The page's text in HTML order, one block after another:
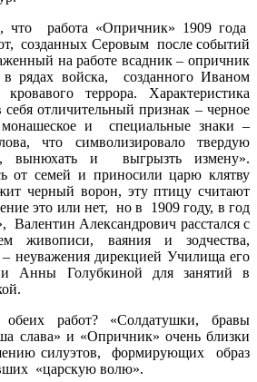
что работа «Опричник» 1909 года
созданных Серовым после событий
на работе всадник – опричник
рядах войска, созданного Иваном
террора. Характеристика
отличительный признак – черное
и специальные знаки –
что символизировало твердую
вынюхать и выгрызть измену».
от семей и приносили царю клятву
черный ворон, эту птицу считают
это или нет, но в 1909 году, в год
Валентин Александрович расстался с
живописи, ваяния и зодчества,
неуважения дирекцией Училища его
Анны Голубкиной для занятий в
работ? «Солдатушки, бравы
слава» и «Опричник» очень близки
силуэтов, формирующих образ
«царскую волю».